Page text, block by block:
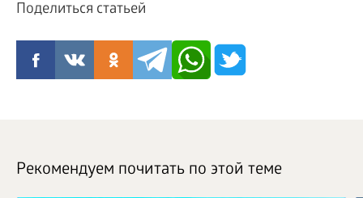
Поделиться статьей
Рекомендуем почитать по этой теме